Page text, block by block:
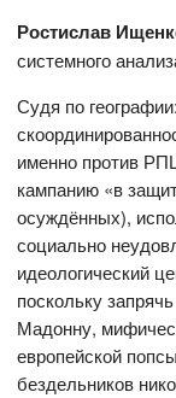
Ростислав
системного
Судя по
именно против
кампанию «в
осуждённых),
социально
идеологический
поскольку
Мадонну,
европейской
бездельников